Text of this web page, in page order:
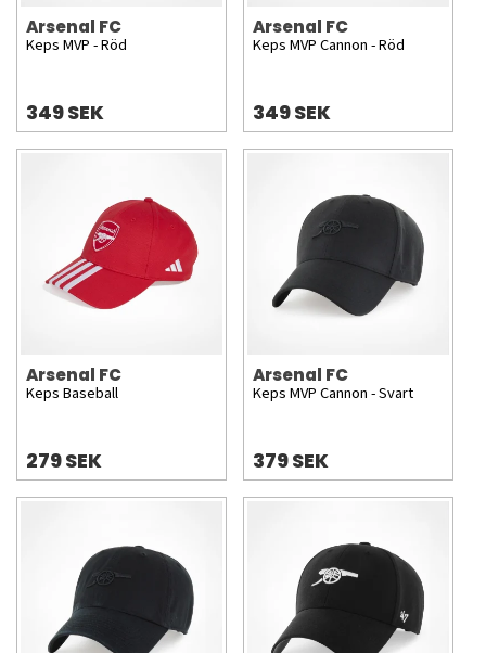
Arsenal FC
Keps MVP - Röd
349 SEK
Arsenal FC
Keps MVP Cannon - Röd
349 SEK
Arsenal FC
Keps Baseball
279 SEK
Arsenal FC
Keps MVP Cannon - Svart
379 SEK